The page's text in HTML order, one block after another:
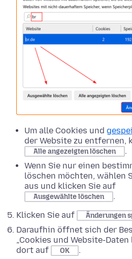
Um alle Cookies und
der Website zu entfernen,
Alle angezeigten löschen
.
Wenn Sie nur einen
löschen möchten, wählen
aus und klicken Sie auf
Ausgewählte löschen
.
Klicken Sie auf
Änderungen
Daraufhin öffnet sich der
„Cookies und Website-
dort auf
OK
.